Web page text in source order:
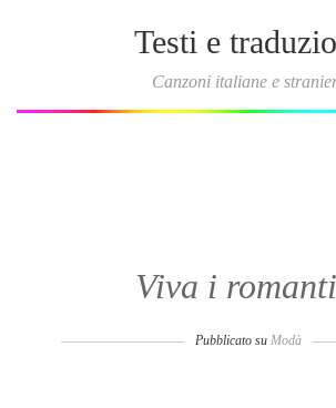
Testi e
Canzoni italiane e
Viva i
Pubblicato su Modà